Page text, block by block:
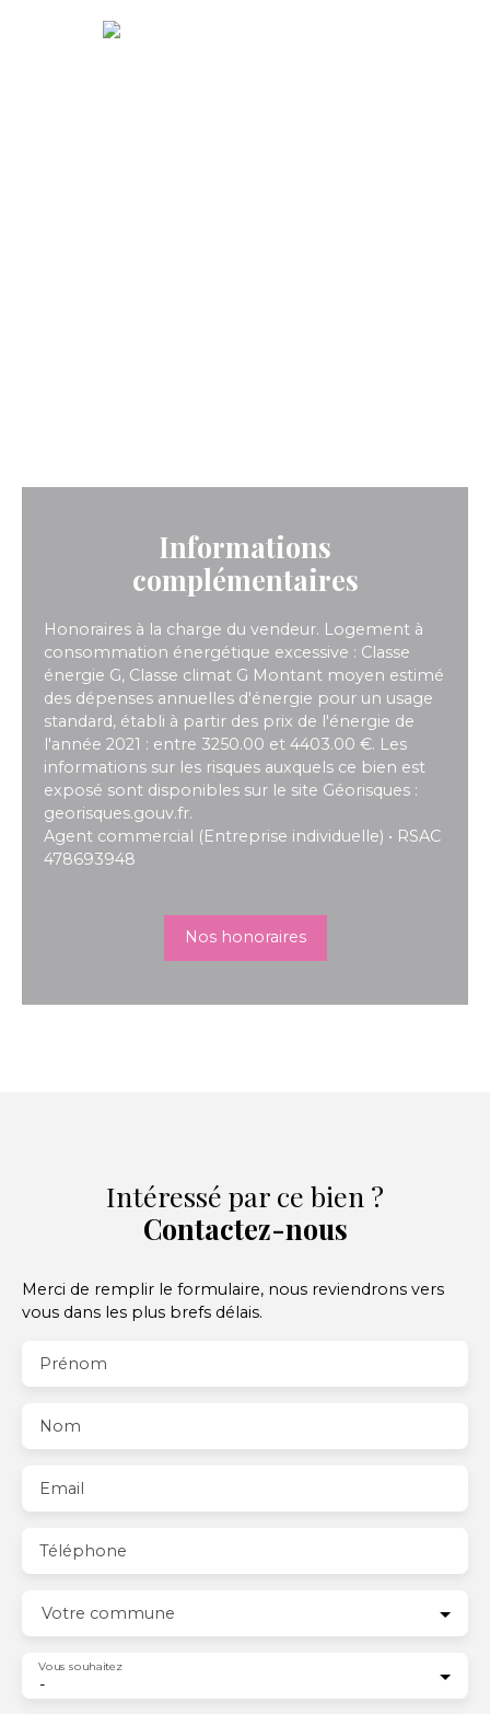
Informations
complémentaires
Honoraires à la charge du vendeur. Logement à
consommation énergétique excessive : Classe
énergie G, Classe climat G Montant moyen estimé
des dépenses annuelles d'énergie pour un usage
standard, établi à partir des prix de l'énergie de
l'année 2021 : entre 3250.00 et 4403.00 €. Les
informations sur les risques auxquels ce bien est
exposé sont disponibles sur le site Géorisques :
georisques.gouv.fr.
Agent commercial (Entreprise individuelle) • RSAC
478693948
Nos honoraires
Intéressé par ce bien ?
Contactez-nous
Merci de remplir le formulaire, nous reviendrons vers
vous dans les plus brefs délais.
Prénom
Nom
Email
Téléphone
Votre commune
-
Vous souhaitez